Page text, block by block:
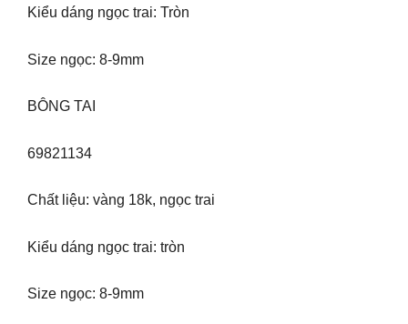
Kiểu dáng ngọc trai: Tròn
Size ngọc: 8-9mm
BÔNG TAI
69821134
Chất liệu: vàng 18k, ngọc trai
Kiểu dáng ngọc trai: tròn
Size ngọc: 8-9mm